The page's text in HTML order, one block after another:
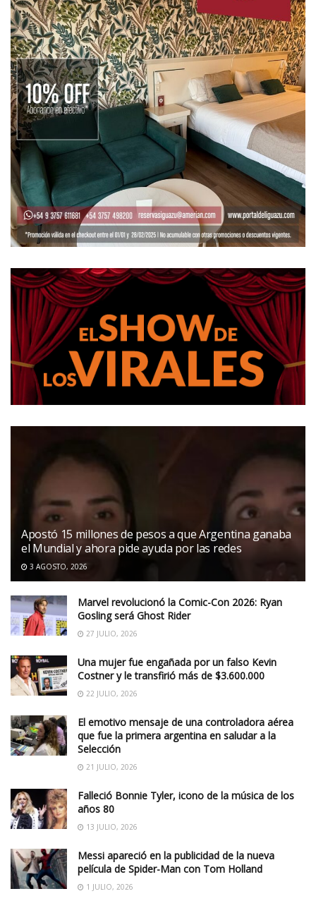
Apostó 15 millones de pesos a que Argentina ganaba
el Mundial y ahora pide ayuda por las redes
3 AGOSTO, 2026
Marvel revolucionó la Comic-Con 2026: Ryan
Gosling será Ghost Rider
27 JULIO, 2026
Una mujer fue engañada por un falso Kevin
Costner y le transfirió más de $3.600.000
22 JULIO, 2026
El emotivo mensaje de una controladora aérea
que fue la primera argentina en saludar a la
Selección
21 JULIO, 2026
Falleció Bonnie Tyler, icono de la música de los
años 80
13 JULIO, 2026
Messi apareció en la publicidad de la nueva
película de Spider-Man con Tom Holland
1 JULIO, 2026